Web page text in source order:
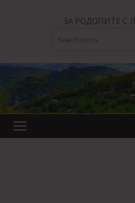
ЗА РОДОПИТЕ С